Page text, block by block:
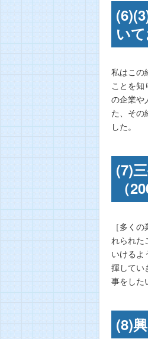
い
私はこの
ことを
の企業や
た、その
した。
(7)
（
［多く
れられた
いけるよ
揮してい
事をした
(8)